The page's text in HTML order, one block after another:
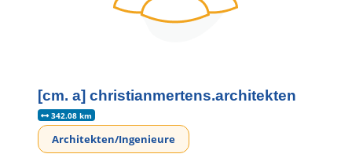
[cm. a] christianmertens.architekten
342.08 km
Architekten/Ingenieure